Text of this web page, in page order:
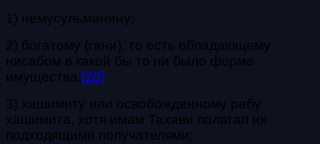
1) немусульманину;
2) богатому (гани), то есть обладающему
нисабом в какой бы то ни было форме
имущества; [20]
3) хашимиту или освобожденному рабу
хашимита, хотя имам Тахави полагал их
подходящими получателями;